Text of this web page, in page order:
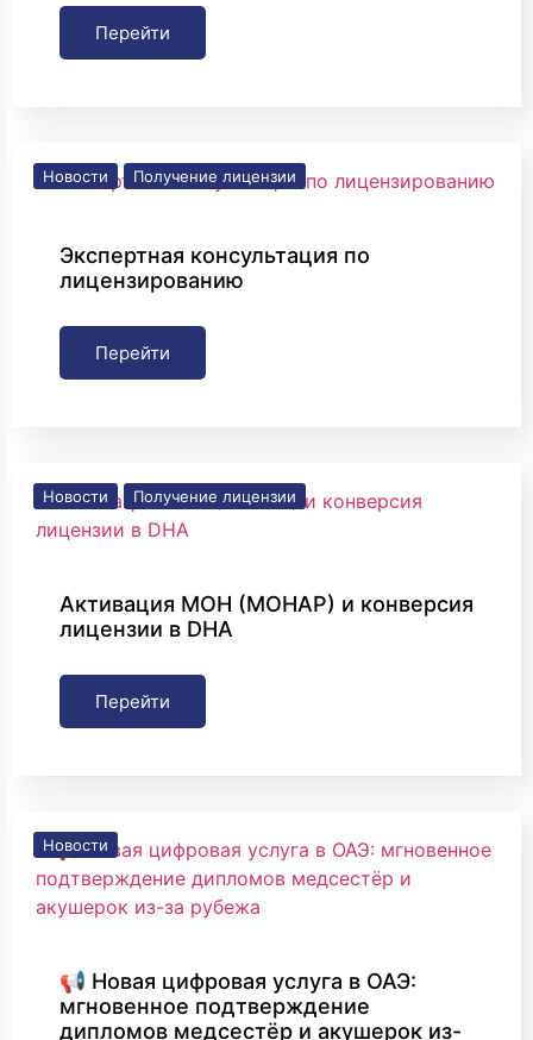
Перейти
Новости Получение лицензии
Экспертная консультация по
лицензированию
Перейти
Новости Получение лицензии
Активация MOH (MOHAP) и конверсия
лицензии в DHA
Перейти
Новости
📢 Новая цифровая услуга в ОАЭ:
мгновенное подтверждение
дипломов медсестёр и акушерок из-